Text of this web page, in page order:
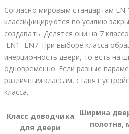
Согласно мировым стандартам EN
классифицируются по усилию
создавать. Делятся они на 7
EN1- EN7. При выборе класса
инерционность двери, то есть на
одновременно. Если разные
различным классам, ставят
класса.
Класс доводчика
для двери
Ширина
полотна,